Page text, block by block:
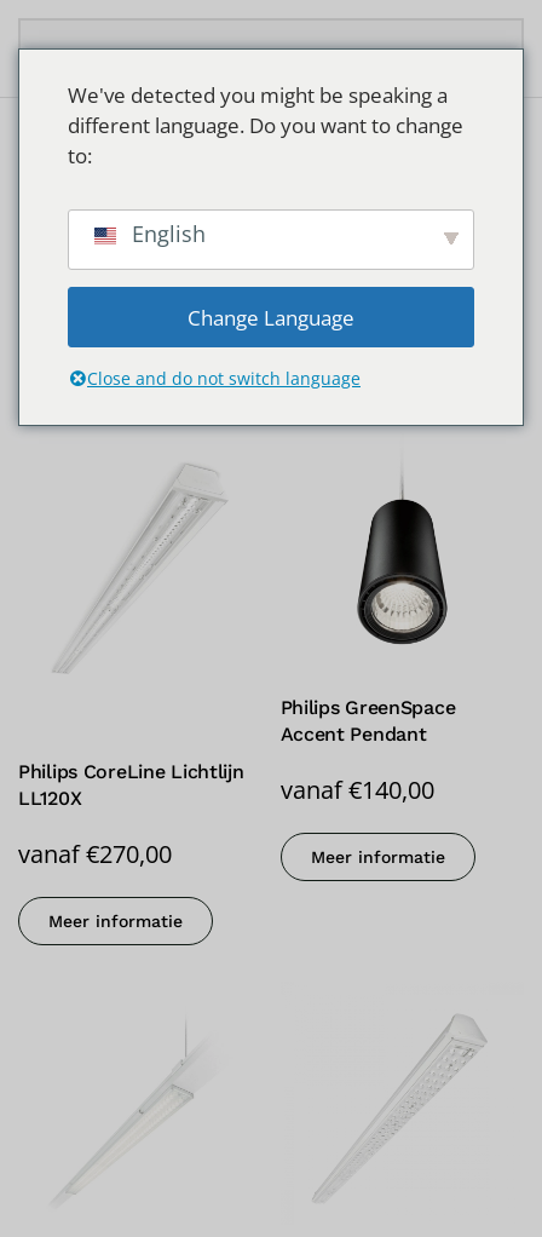
SUPERMARKTEN
Producten getagged “Supermarkten”
Philips CoreLine Lichtlijn
LL120X
vanaf€270,00
Meer informatie
Philips GreenSpace
Accent Pendant
vanaf €140,00
Meer informatie
We've detected you might be speaking a
different language. Do you want to change
to:
English
Change Language
Close and do not switch language